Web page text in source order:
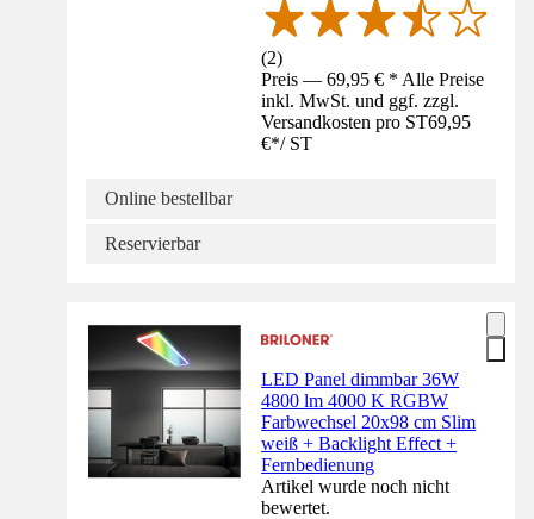
(2)
Preis — 69,95 € * Alle Preise
inkl. MwSt. und ggf. zzgl.
Versandkosten pro ST69,95
€*/ ST
Online bestellbar
Reservierbar
LED Panel dimmbar 36W
4800 lm 4000 K RGBW
Farbwechsel 20x98 cm Slim
weiß + Backlight Effect +
Fernbedienung
Artikel wurde noch nicht
bewertet.